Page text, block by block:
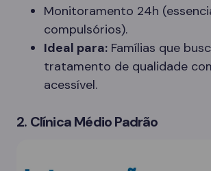
Monitoramento 24h
compulsórios).
Ideal para: Famílias que
tratamento de qualidade
acessível.
2. Clínica Médio Padrão